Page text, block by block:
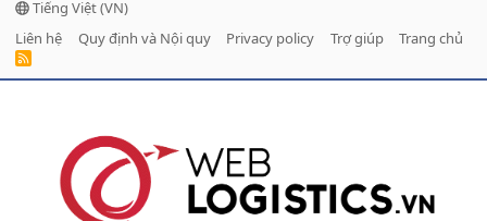
Tiếng Việt (VN)
Liên hệ
Quy định và Nội quy Privacy policy Trợ giúp Trang chủ
R